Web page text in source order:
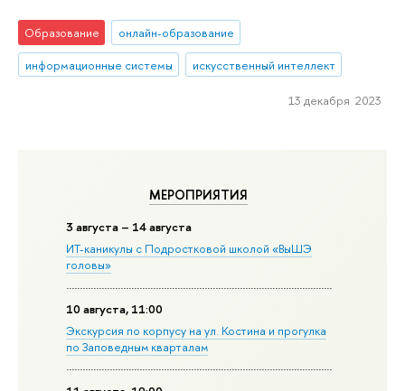
МЕРОПРИЯТИЯ
3 августа – 14 августа
ИТ-каникулы с Подростковой школой «ВыШЭ
головы»
10 августа, 11:00
Экскурсия по корпусу на ул. Костина и прогулка
по Заповедным кварталам
Образование
онлайн-образование
информационные системы
искусственный интеллект
13 декабря 2023